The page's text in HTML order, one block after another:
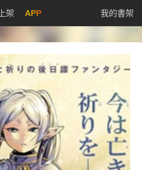
架 APP 我的書架